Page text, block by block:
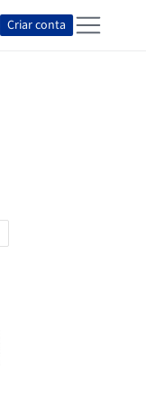
Criar conta